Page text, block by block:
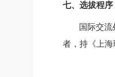
七、选拔程序
国际交流
者，持 《上海